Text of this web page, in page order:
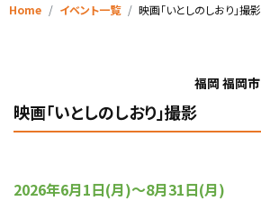
Home イベント一覧 映画「いとしのしおり」撮影
福岡 福岡市
映画「いとしのしおり」撮影
2026年6月1日(月)～8月31日(月)